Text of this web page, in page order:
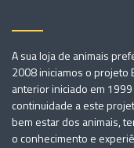
A sua loja de animais
2008 iniciamos o projeto
anterior iniciado em
continuidade a este
bem estar dos animais,
o conhecimento e